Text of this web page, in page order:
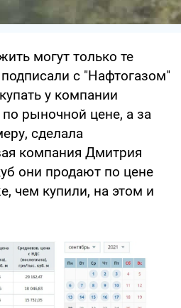
могут только те
с "Нафтогазом"
у компании
рыночной цене, а за
сделала
компания Дмитрия
они продают по цене
чем купили, на этом и